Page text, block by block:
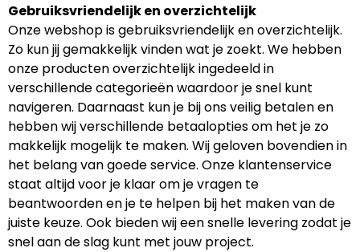
Gebruiksvriendelijk en overzichtelijk
Onze webshop is gebruiksvriendelijk en overzichtelijk.
Zo kun jij gemakkelijk vinden wat je zoekt. We hebben
onze producten overzichtelijk ingedeeld in
verschillende categorieën waardoor je snel kunt
navigeren. Daarnaast kun je bij ons veilig betalen en
hebben wij verschillende betaalopties om het je zo
makkelijk mogelijk te maken. Wij geloven bovendien in
het belang van goede service. Onze klantenservice
staat altijd voor je klaar om je vragen te
beantwoorden en je te helpen bij het maken van de
juiste keuze. Ook bieden wij een snelle levering zodat je
snel aan de slag kunt met jouw project.